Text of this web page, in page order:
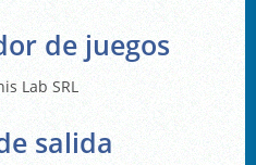
de juegos
Lab SRL
salida